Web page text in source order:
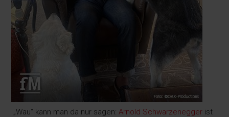
„Wau“ kann man da nur sagen:Arnold Schwarzenegger ist